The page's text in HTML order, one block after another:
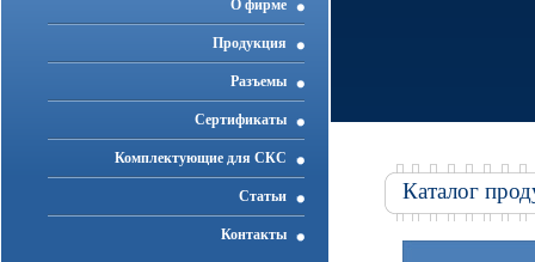
О фирме
Продукция
Разъемы
Cертификаты
Комплектующие для СКС
Статьи
Контакты
Каталог